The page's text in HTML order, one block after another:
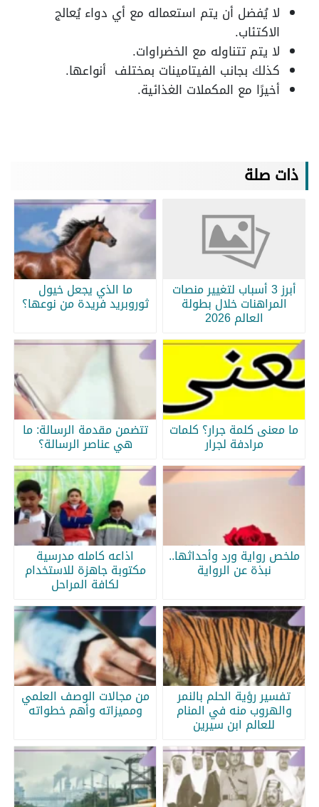
لا يُفضل أن يتم استعماله مع أي دواء يُعالج
الاكتئاب.
لا يتم تتناوله مع الخضراوات.
كذلك بجانب الفيتامينات بمختلف أنواعها.
أخيرًا مع المكملات الغذائية.
ذات صلة
أبرز 3 أسباب لتغيير منصات
المراهنات خلال بطولة
العالم 2026
ما الذي يجعل خيول
ثوروبريد فريدة من نوعها؟
ما معنى كلمة جرار؟ كلمات
مرادفة لجرار
تتضمن مقدمة الرسالة: ما
هي عناصر الرسالة؟
ملخص رواية ورد وأحداثها..
نبذة عن الرواية
اذاعه كامله مدرسية
مكتوبة جاهزة للاستخدام
لكافة المراحل
تفسير رؤية الحلم بالنمر
والهروب منه في المنام
للعالم ابن سيرين
من مجالات الوصف العلمي
ومميزاته وأهم خطواته